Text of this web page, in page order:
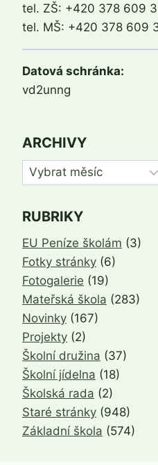
tel. ZŠ: +420 378 609
tel. MŠ: +420 378 609
Datová schránka:
vd2unng
ARCHIVY
Archivy
RUBRIKY
EU Peníze školám (3)
Fotky stránky (6)
Fotogalerie (19)
Mateřská škola (283)
Novinky (167)
Projekty (2)
Školní družina (37)
Školní jídelna (18)
Školská rada (2)
Staré stránky (948)
Základní škola (574)